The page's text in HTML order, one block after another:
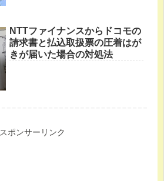
NTTファイナンスからドコモの
請求書と払込取扱票の圧着はが
きが届いた場合の対処法
スポンサーリンク